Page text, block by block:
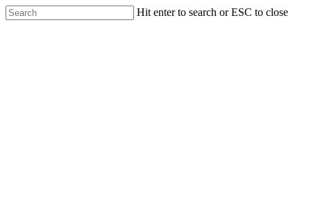
Skip
to
Hit enter to search or ESC to close